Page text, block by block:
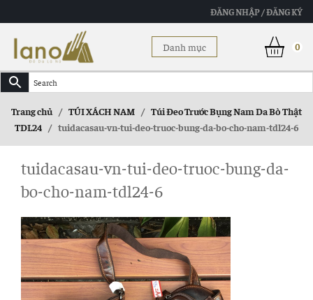
ĐĂNG NHẬP / ĐĂNG KÝ
Danh mục 0
Trang chủ / TÚI XÁCH NAM / Túi Đeo Trước Bụng Nam Da Bò Thật
TDL24 / tuidacasau-vn-tui-deo-truoc-bung-da-bo-cho-nam-tdl24-6
tuidacasau-vn-tui-deo-truoc-bung-da-
bo-cho-nam-tdl24-6